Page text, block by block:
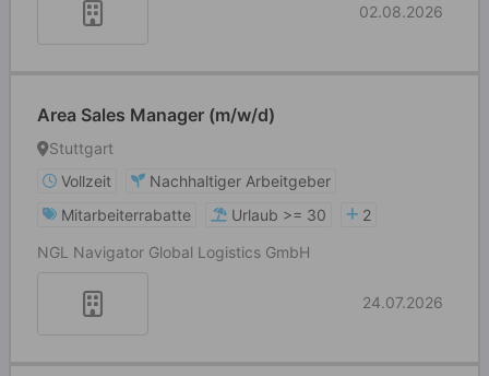
02.08.2026
Area Sales Manager (m/w/d)
Stuttgart
Vollzeit
Nachhaltiger Arbeitgeber
Mitarbeiterrabatte
Urlaub >= 30
2
NGL Navigator Global Logistics GmbH
24.07.2026